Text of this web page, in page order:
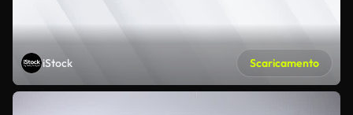
iStock Scaricamento